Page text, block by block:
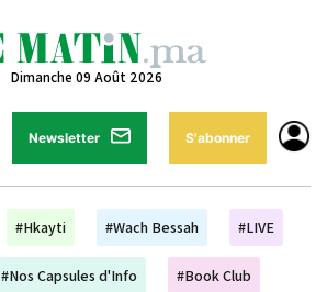
Dimanche 09 Août 2026
Newsletter S'abonner
#Hkayti #Wach Bessah #LIVE
#Nos Capsules d'Info #Book Club